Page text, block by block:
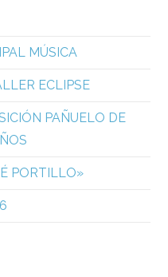
MÚSICA
ECLIPSE
PAÑUELO DE
PORTILLO»